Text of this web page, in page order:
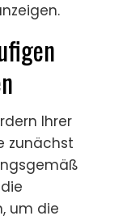
Ihrer
zunächst
um die